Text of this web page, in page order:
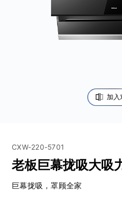
加入
CXW-220-5701
老板巨幕拢吸大吸
巨幕拢吸，罩顾全家